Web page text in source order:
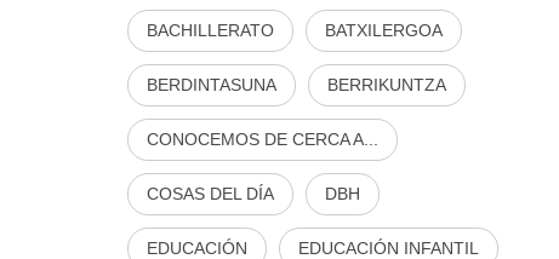
BACHILLERATO BATXILERGOA
BERDINTASUNA BERRIKUNTZA
CONOCEMOS DE CERCA A...
COSAS DEL DÍA DBH
EDUCACIÓN EDUCACIÓN INFANTIL